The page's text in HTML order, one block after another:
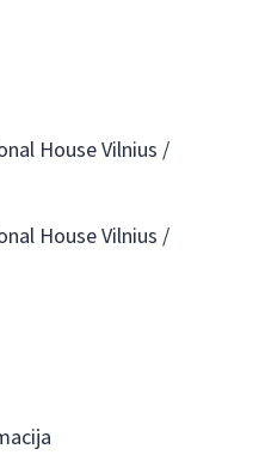
House Vilnius /
House Vilnius /